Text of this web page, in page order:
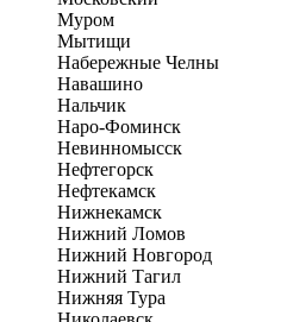
Муром
Мытищи
Набережные Челны
Навашино
Нальчик
Наро-Фоминск
Невинномысск
Нефтегорск
Нефтекамск
Нижнекамск
Нижний Ломов
Нижний Новгород
Нижний Тагил
Нижняя Тура